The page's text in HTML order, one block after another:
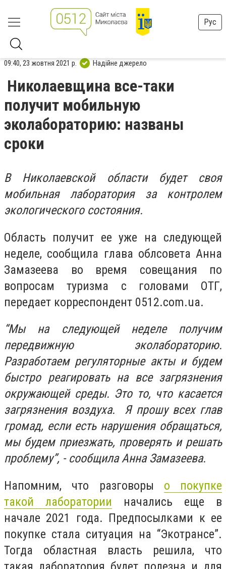
Рус
09:40, 23 жовтня 2021 р. Надійне джерело
Николаевщина все-таки
получит мобильную
эколабораторию: названы
сроки
В Николаевской области будет своя
мобильная лаборатория за контролем
экологического состояния.
Область получит ее уже на следующей
неделе, сообщила глава облсовета Анна
Замазеева во время совещания по
вопросам туризма с головами ОТГ,
передает корреспондент 0512.com.ua.
“Мы на следующей неделе получим
передвижную эколабораторию.
Разработаем регуляторные акты и будем
быстро реагировать на все загрязнения
окружающей среды. Это то, что касается
загрязнения воздуха. Я прошу всех глав
громад, если есть нарушения обращаться,
мы будем приезжать, проверять и решать
проблему”, - сообщила Анна Замазеева.
Напомним, что разговоры о покупке
такой лаборатории начались еще в
начале 2021 года. Предпосылками к ее
покупке стала ситуация на “Экотрансе”.
Тогда областная власть решила, что